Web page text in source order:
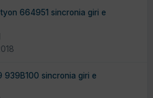
664951 sincronia giri e
939B100 sincronia giri e